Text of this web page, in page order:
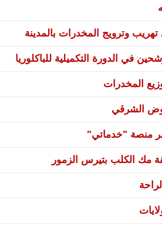
وترويج المخدرات بالمدينة
في الدورة التكميلية للباكلوريا
المخدرات
الشرقي
منصة "خدماتي"
مك الكلب بتيرس الزمور